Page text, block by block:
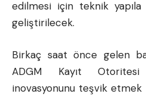
edilmesi için teknik
geliştirilecek.
Birkaç saat önce gelen
ADGM Kayıt
inovasyonunu teşvik etmek